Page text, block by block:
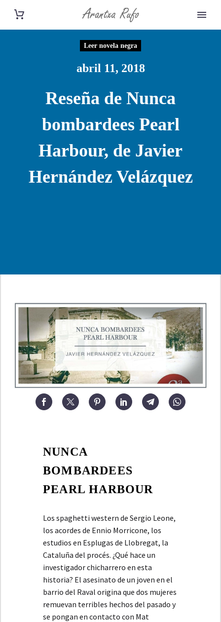
Leer novela negra
abril 11, 2018
Reseña de Nunca
bombardees Pearl
Harbour, de Javier
Hernández Velázquez
NUNCA
BOMBARDEES
PEARL HARBOUR
Los spaghetti western de Sergio Leone,
los acordes de Ennio Morricone, los
estudios en Esplugas de Llobregat, la
Cataluña del procés. ¿Qué hace un
investigador chicharrero en esta
historia? El asesinato de un joven en el
barrio del Raval origina que dos mujeres
remuevan terribles hechos del pasado y
se pongan en contacto con Mat